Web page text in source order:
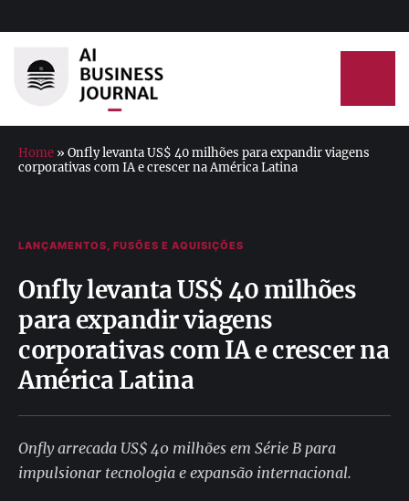
Home » Onfly levanta US$ 40 milhões para expandir viagens
corporativas com IA e crescer na América Latina
LANÇAMENTOS, FUSÕES E AQUISIÇÕES
Onfly levanta US$ 40 milhões
para expandir viagens
corporativas com IA e crescer na
América Latina
Onfly arrecada US$ 40 milhões em Série B para
impulsionar tecnologia e expansão internacional.